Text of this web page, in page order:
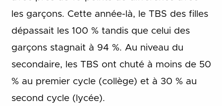
les garçons. Cette année-là, le TBS des filles
dépassait les 100 % tandis que celui des
garçons stagnait à 94 %. Au niveau du
secondaire, les TBS ont chuté à moins de 50
% au premier cycle (collège) et à 30 % au
second cycle (lycée).